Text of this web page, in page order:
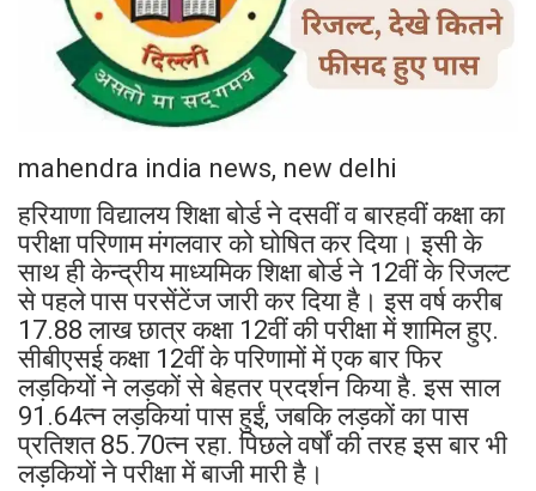
mahendra india news, new delhi
हरियाणा विद्यालय शिक्षा बोर्ड ने दसवीं व बारहवीं कक्षा का
परीक्षा परिणाम मंगलवार को घोषित कर दिया। इसी के
साथ ही केन्द्रीय माध्यमिक शिक्षा बोर्ड ने 12वीं के रिजल्ट
से पहले पास परसेंटेंज जारी कर दिया है। इस वर्ष करीब
17.88 लाख छात्र कक्षा 12वीं की परीक्षा में शामिल हुए.
सीबीएसई कक्षा 12वीं के परिणामों में एक बार फिर
लड़कियों ने लड़कों से बेहतर प्रदर्शन किया है. इस साल
91.64त्न लड़कियां पास हुईं, जबकि लड़कों का पास
प्रतिशत 85.70त्न रहा. पिछले वर्षों की तरह इस बार भी
लड़कियों ने परीक्षा में बाजी मारी है।